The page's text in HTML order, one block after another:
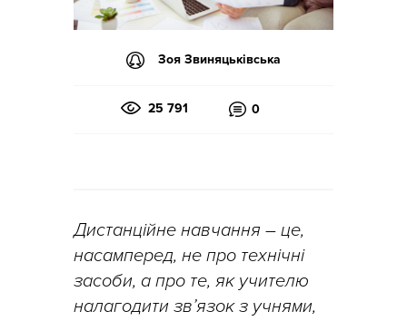
Зоя Звиняцьківська
25 791 0
Дистанційне навчання – це,
насамперед, не про технічні
засоби, а про те, як учителю
налагодити зв’язок з учнями,